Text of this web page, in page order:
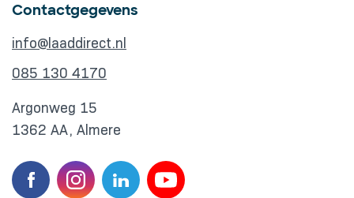
Contactgegevens
info@laaddirect.nl
085 130 4170
Argonweg 15
1362 AA, Almere